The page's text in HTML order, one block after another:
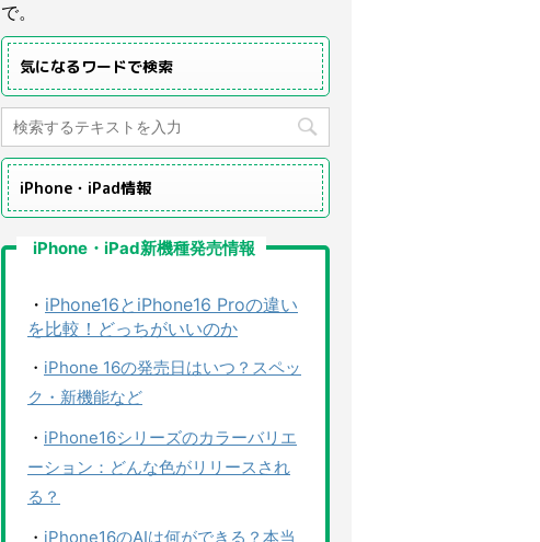
で。
気になるワードで検索
iPhone・iPad情報
iPhone・iPad新機種発売情報
・ iPhone16とiPhone16 Proの違い
を比較！どっちがいいのか
・ iPhone 16の発売日はいつ？スペッ
ク・新機能など
・ iPhone16シリーズのカラーバリエ
ーション：どんな色がリリースされ
る？
・ iPhone16のAIは何ができる？本当